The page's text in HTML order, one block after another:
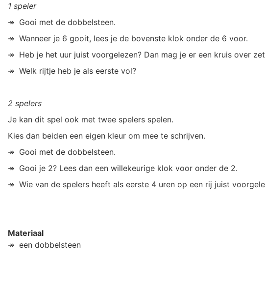
1 speler
↠ Gooi met de dobbelsteen.
↠ Wanneer je 6 gooit, lees je de bovenste klok onder de 6 voor.
↠ Heb je het uur juist voorgelezen? Dan mag je er een kruis over
↠ Welk rijtje heb je als eerste vol?
2 spelers
Je kan dit spel ook met twee spelers spelen.
Kies dan beiden een eigen kleur om mee te schrijven.
↠ Gooi met de dobbelsteen.
↠ Gooi je 2? Lees dan een willekeurige klok voor onder de 2.
↠ Wie van de spelers heeft als eerste 4 uren op een rij juist
Materiaal
↠ een dobbelsteen